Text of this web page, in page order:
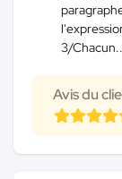
3/
Avis du